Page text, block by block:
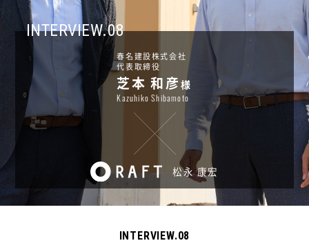
INTERVIEW.08
春名建設株式会社
代表取締役
芝本 和彦 様
Kazuhiko Shibamoto
松永 康宏
INTERVIEW.08
INTERVIEW クライアントインタビュー
COLUMN 建築士コラム
NEWS ニュース
RECRUIT 採用について
プライバシーポリシー
お問い合わせフォーム